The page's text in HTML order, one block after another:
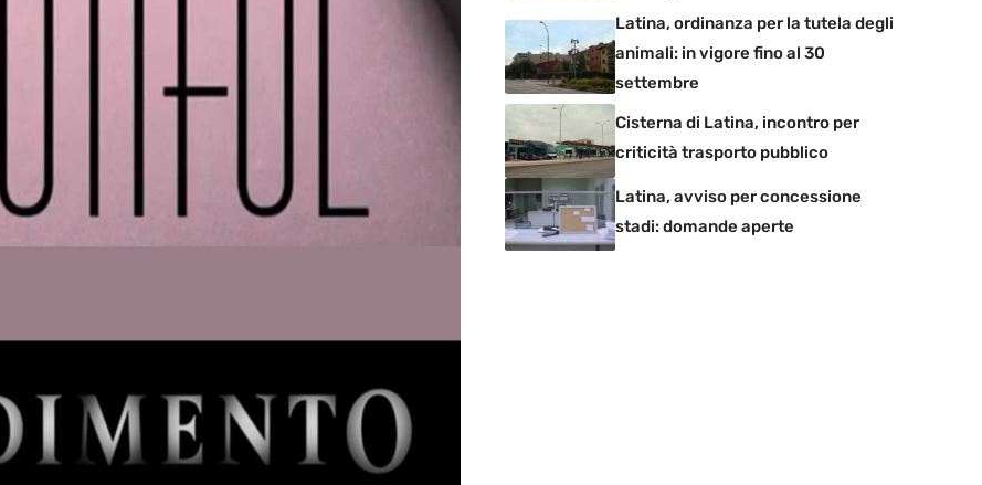
Latina, ordinanza per la tutela degli
animali: in vigore fino al 30
settembre
Cisterna di Latina, incontro per
criticità trasporto pubblico
Latina, avviso per concessione
stadi: domande aperte